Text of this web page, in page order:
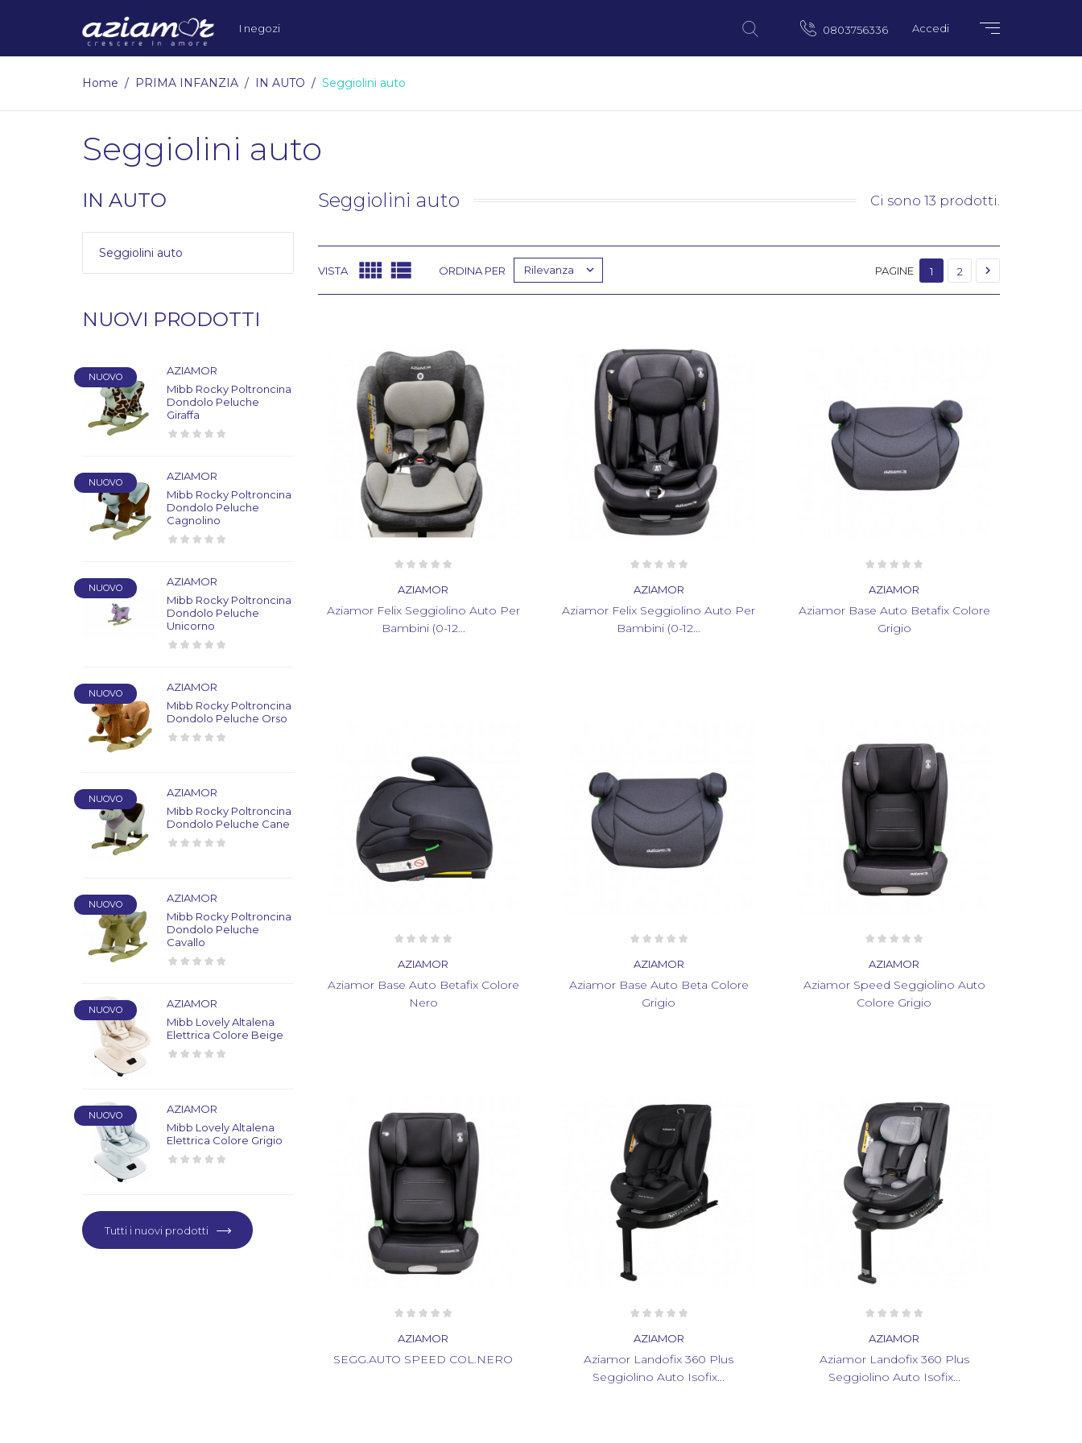
I negozi 0803756336 Accedi
Home PRIMA INFANZIA IN AUTO Seggiolini auto
Seggiolini auto
IN AUTO
Seggiolini auto
NUOVI PRODOTTI
NUOVO
AZIAMOR
Mibb Rocky Poltroncina
Dondolo Peluche
Giraffa
NUOVO
AZIAMOR
Mibb Rocky Poltroncina
Dondolo Peluche
Cagnolino
NUOVO
AZIAMOR
Mibb Rocky Poltroncina
Dondolo Peluche
Unicorno
NUOVO
AZIAMOR
Mibb Rocky Poltroncina
Dondolo Peluche Orso
NUOVO
AZIAMOR
Mibb Rocky Poltroncina
Dondolo Peluche Cane
NUOVO
AZIAMOR
Mibb Rocky Poltroncina
Dondolo Peluche
Cavallo
NUOVO
AZIAMOR
Mibb Lovely Altalena
Elettrica Colore Beige
NUOVO
AZIAMOR
Mibb Lovely Altalena
Elettrica Colore Grigio
Tutti i nuovi prodotti
Seggiolini auto Ci sono 13 prodotti.
VISTA   ORDINA PER Rilevanza  PAGINE 1 2 
AZIAMOR
Aziamor Felix Seggiolino Auto Per
Bambini (0-12...
AZIAMOR
Aziamor Felix Seggiolino Auto Per
Bambini (0-12...
AZIAMOR
Aziamor Base Auto Betafix Colore
Grigio
AZIAMOR
Aziamor Base Auto Betafix Colore
Nero
AZIAMOR
Aziamor Base Auto Beta Colore
Grigio
AZIAMOR
Aziamor Speed Seggiolino Auto
Colore Grigio
AZIAMOR
SEGG.AUTO SPEED COL.NERO
AZIAMOR
Aziamor Landofix 360 Plus
Seggiolino Auto Isofix...
AZIAMOR
Aziamor Landofix 360 Plus
Seggiolino Auto Isofix...